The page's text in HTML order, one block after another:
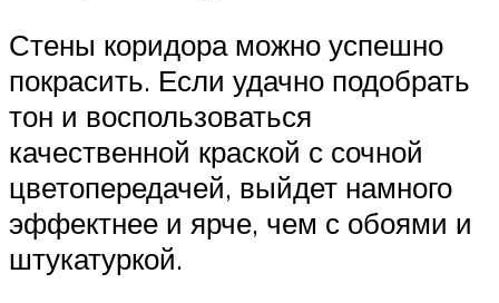
Стены коридора можно успешно
покрасить. Если удачно подобрать
тон и воспользоваться
качественной краской с сочной
цветопередачей, выйдет намного
эффектнее и ярче, чем с обоями и
штукатуркой.